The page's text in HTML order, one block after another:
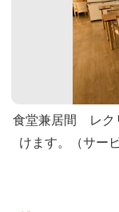
食堂兼居間 レク
けます。（サー